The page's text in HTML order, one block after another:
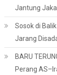
Jantung
Sosok di
Jarang
BARU
Perang